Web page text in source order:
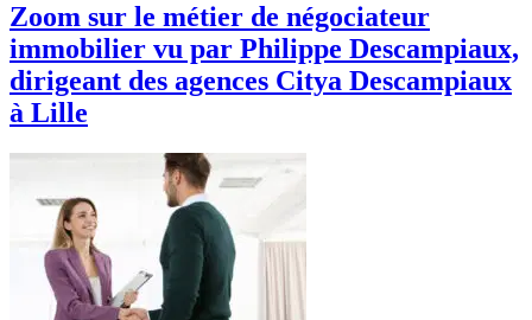
Zoom sur le métier de négociateur
immobilier vu par Philippe Descampiaux,
dirigeant des agences Citya Descampiaux
à Lille